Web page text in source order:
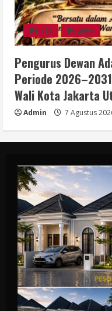
Berita Budaya
Pengurus Dewan
Periode
Wali Kota Jakarta
Admin 7 Agustus